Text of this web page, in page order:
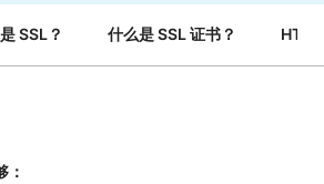
SSL？ 什么是 SSL 证书？
：